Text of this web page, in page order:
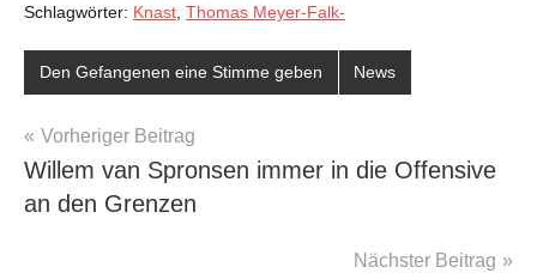
Schlagwörter: Knast Thomas Meyer-Falk-
Den Gefangenen eine Stimme geben News
Beitragsnavigation
Vorheriger Beitrag
Willem van Spronsen immer in die Offensive
an den Grenzen
Nächster Beitrag